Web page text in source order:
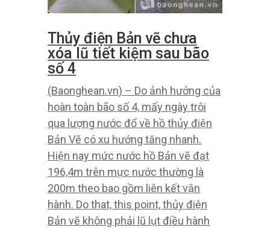
Thủy điện Bản vẽ chưa
xóa lũ tiết kiệm sau bão
số 4
(Baonghean.vn) – Do ảnh hưởng của
hoàn toàn bão số 4, mấy ngày trôi
qua lượng nước đổ về hồ thủy điện
Bản Vẽ có xu hướng tăng nhanh.
Hiện nay mức nước hồ Bản vẽ đạt
196,4m trên mực nước thường là
200m theo bao gồm liên kết vận
hành. Do that, this point, thủy điện
Bản vẽ không phải lũ lụt điều hành